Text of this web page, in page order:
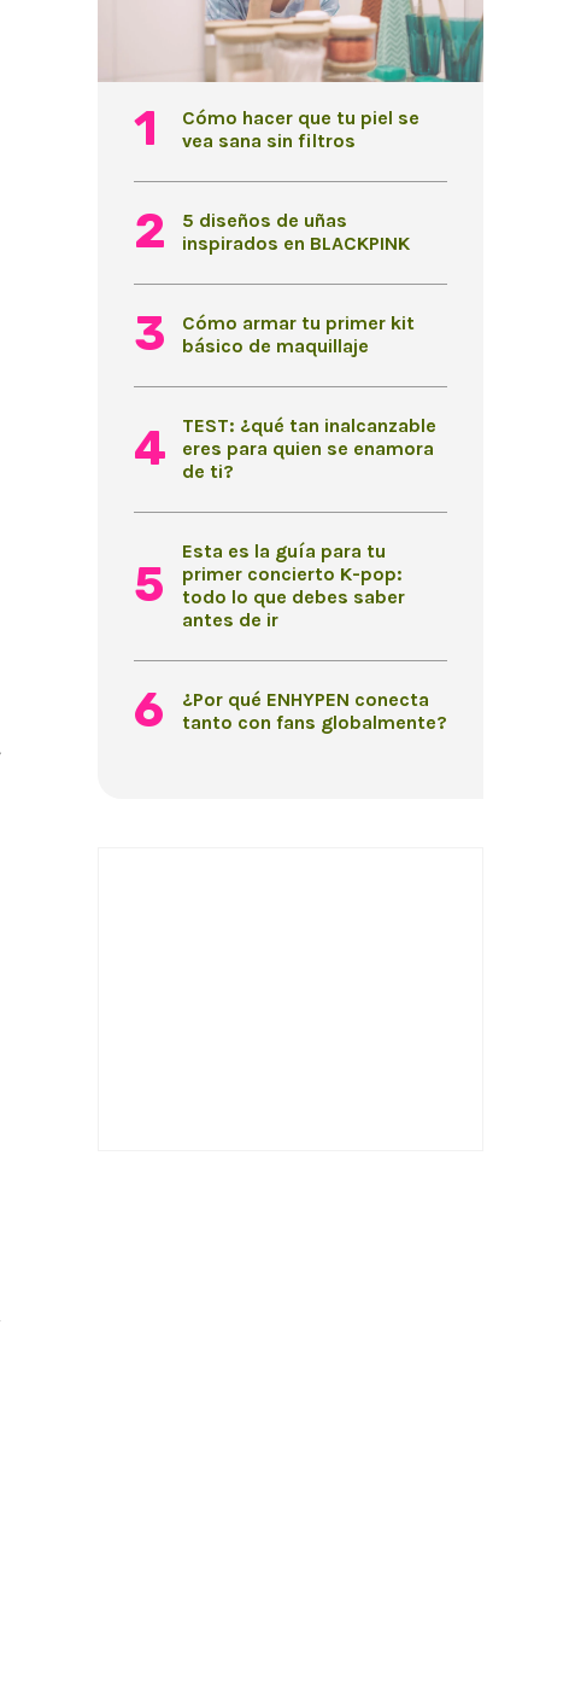
Cómo hacer que tu piel se
vea sana sin filtros
5 diseños de uñas
inspirados en BLACKPINK
Cómo armar tu primer kit
básico de maquillaje
TEST: ¿qué tan inalcanzable
eres para quien se enamora
de ti?
Esta es la guía para tu
primer concierto K-pop:
todo lo que debes saber
antes de ir
¿Por qué ENHYPEN conecta
tanto con fans globalmente?